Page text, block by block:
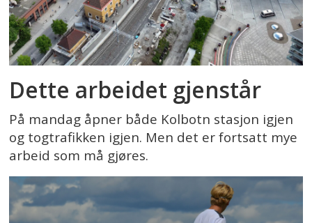
Dette arbeidet gjenstår
På mandag åpner både Kolbotn stasjon igjen
og togtrafikken igjen. Men det er fortsatt mye
arbeid som må gjøres.